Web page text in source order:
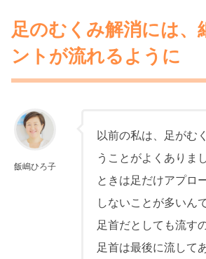
足のむくみ解消には、
ントが流れるように
飯嶋ひろ子
以前の私は、足がむ
うことがよくありま
ときは足だけアプロ
しないことが多いん
足首だとしても流す
足首は最後に流して